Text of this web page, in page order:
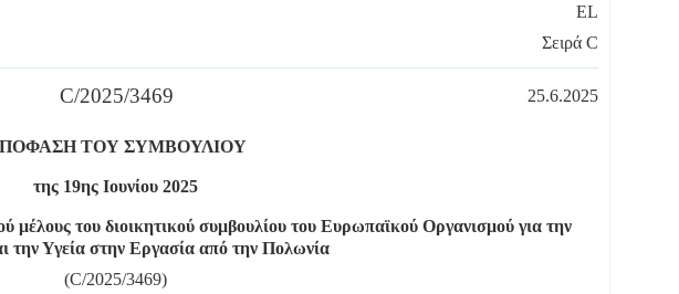
EL
Σειρά C
C/2025/3469 25.6.2025
ΤΟΥ ΣΥΜΒΟΥΛΙΟΥ
της 19ης Ιουνίου 2025
μέλους του διοικητικού συμβουλίου του Ευρωπαϊκού Οργανισμού για την
την Υγεία στην Εργασία από την Πολωνία
(C/2025/3469)